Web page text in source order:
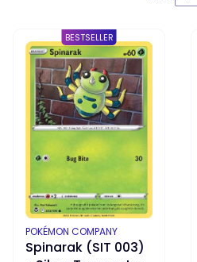
BESTSELLER
Spinarak (SIT 003)
PRODUCENT
POKÉMON COMPANY